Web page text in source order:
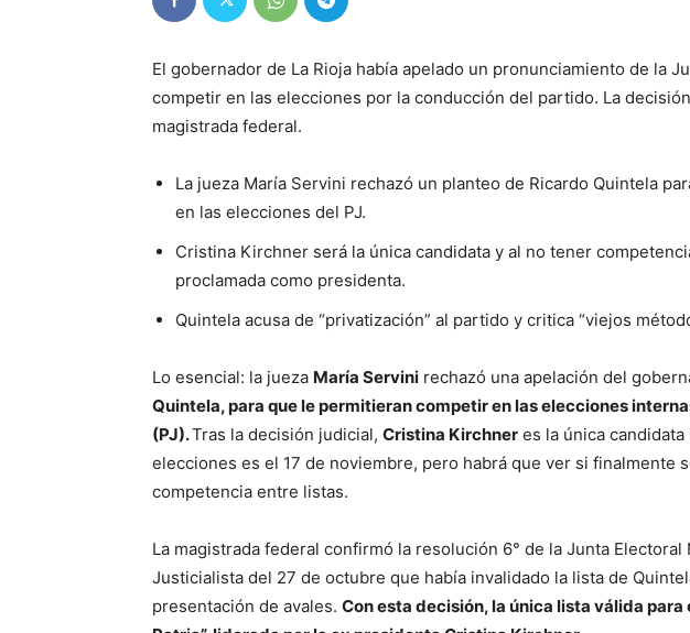
El gobernador de La Rioja había apelado un pronunciamiento de la
competir en las elecciones por la conducción del partido. La
magistrada federal.
La jueza María Servini rechazó un planteo de Ricardo Quintela
en las elecciones del PJ.
Cristina Kirchner será la única candidata y al no tener
proclamada como presidenta.
Quintela acusa de “privatización” al partido y critica “viejos
Lo esencial: la jueza María Servini rechazó una apelación del
Quintela, para que le permitieran competir en las elecciones
(PJ).Tras la decisión judicial, Cristina Kirchner es la única
elecciones es el 17 de noviembre, pero habrá que ver si finalmente
competencia entre listas.
La magistrada federal confirmó la resolución 6° de la Junta Electoral
Justicialista del 27 de octubre que había invalidado la lista de
presentación de avales. Con esta decisión, la única lista válida para